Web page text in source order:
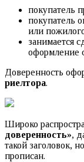
покупатель
покупатель
или
занимается
оформление
Доверенность
риелтора.
Широко
доверенность»,
такой заголовок,
прописан.